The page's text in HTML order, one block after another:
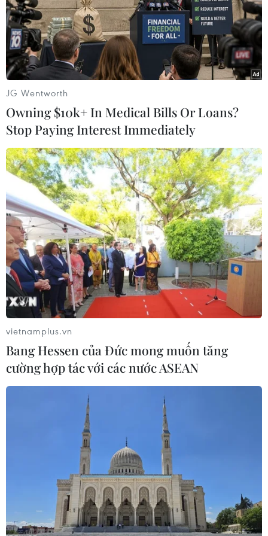
#Đắk Lắk
#Thành phố Buôn Ma Thuột
#Trung tâm logistics vùng Tây Nguyên
#Phát triển dịch vụ logistics
Đắk Lắk
Theo dõi VietnamPlus
TIN LIÊN QUAN
JG Wentworth
Owning $10k+ In Medical Bills Or Loans?
Stop Paying Interest Immediately
vietnamplus.vn
Bang Hessen của Đức mong muốn tăng
cường hợp tác với các nước ASEAN